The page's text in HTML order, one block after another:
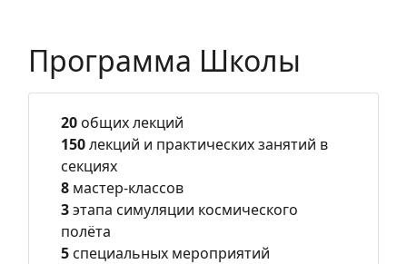
Программа Школы
20 общих лекций
150лекций и практических занятий в
секциях
8 мастер-классов
3этапа симуляции космического
полёта
5 специальных мероприятий